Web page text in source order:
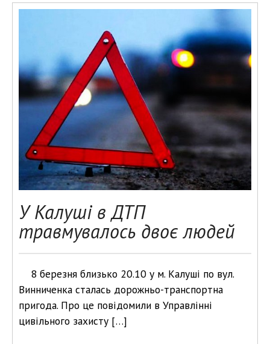
У Калуші в ДТП
травмувалось двоє людей
8 березня близько 20.10 у м. Калуші по вул.
Винниченка сталась дорожньо-транспортна
пригода. Про це повідомили в Управлінні
цивільного захисту […]